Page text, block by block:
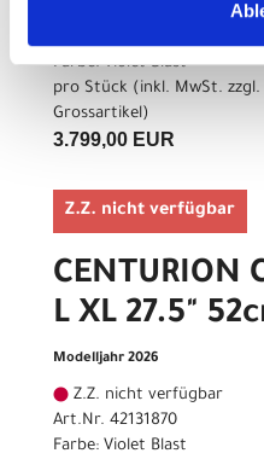
Farbe: Violet Blast
pro Stück (inkl. MwSt. zzgl.
Grossartikel)
3.799,00 EUR
Z.Z. nicht verfügbar
CENTURION
L XL 27.5"
Modelljahr 2026
Z.Z. nicht verfügbar
Art.Nr. 42131870
Farbe: Violet Blast